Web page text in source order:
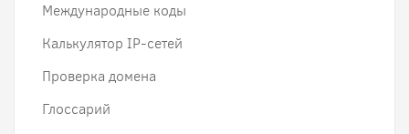
Международные коды
Калькулятор IP-сетей
Проверка домена
Глоссарий